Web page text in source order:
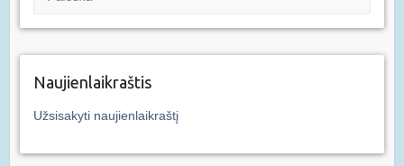
Naujienlaikraštis
Užsisakyti naujienlaikraštį